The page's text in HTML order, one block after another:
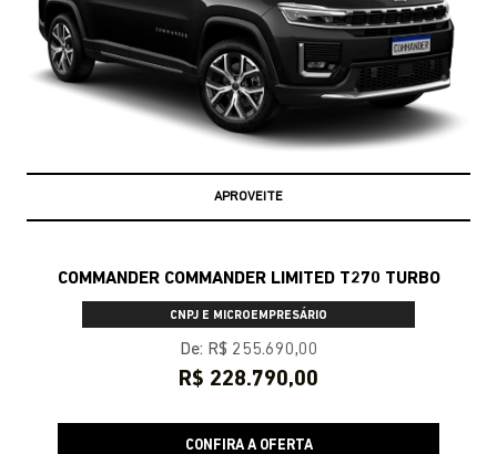
APROVEITE
COMMANDER COMMANDER LIMITED T270 TURBO
CNPJ E MICROEMPRESÁRIO
De: R$ 255.690,00
R$ 228.790,00
CONFIRA A OFERTA